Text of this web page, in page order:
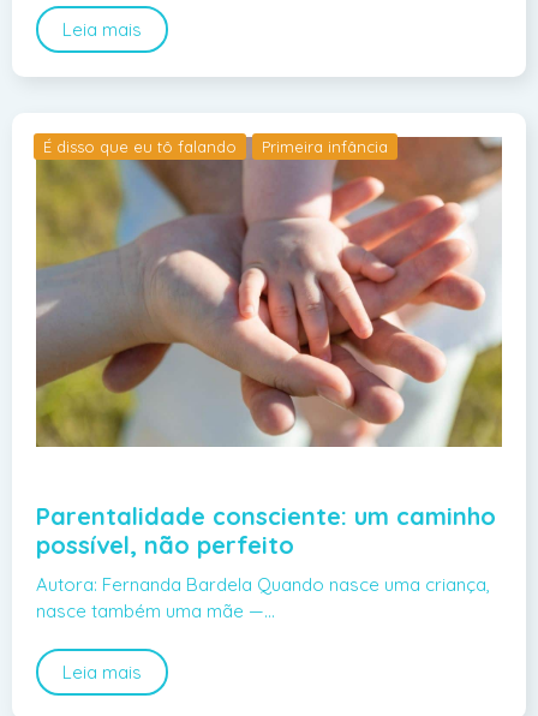
Leia mais
É disso que eu tô falando Primeira infância
Parentalidade consciente: um caminho
possível, não perfeito
Autora: Fernanda Bardela Quando nasce uma criança,
nasce também uma mãe —…
Leia mais